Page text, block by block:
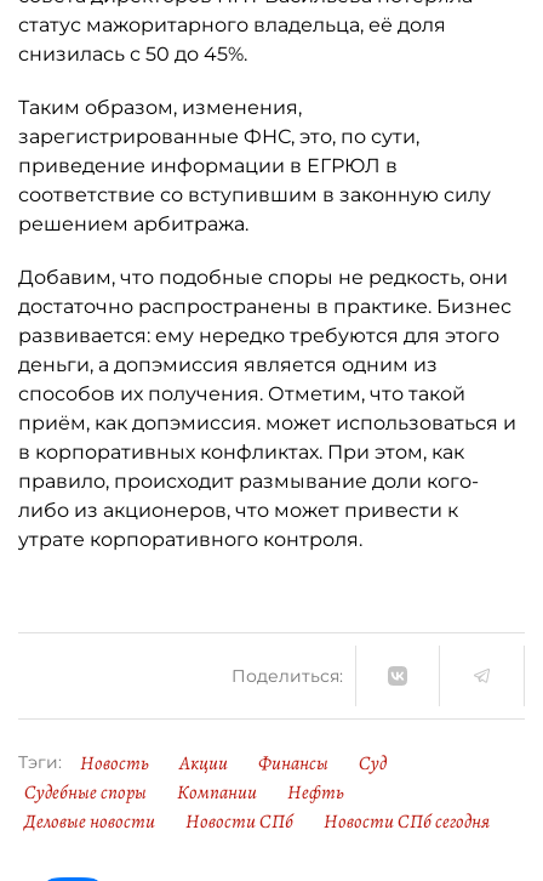
статус мажоритарного владельца, её доля
снизилась с 50 до 45%.
Таким образом, изменения,
зарегистрированные ФНС, это, по сути,
приведение информации в ЕГРЮЛ в
соответствие со вступившим в законную силу
решением арбитража.
Добавим, что подобные споры не редкость, они
достаточно распространены в практике. Бизнес
развивается: ему нередко требуются для этого
деньги, а допэмиссия является одним из
способов их получения. Отметим, что такой
приём, как допэмиссия. может использоваться и
в корпоративных конфликтах. При этом, как
правило, происходит размывание доли кого-
либо из акционеров, что может привести к
утрате корпоративного контроля.
Поделиться:
Тэги: Новость Акции Финансы
Суд
Судебные споры
Компании
Нефть
Деловые новости
Новости СПб Новости СПб сегодня